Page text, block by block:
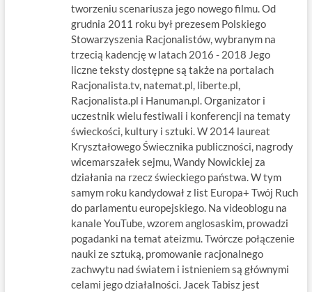
tworzeniu scenariusza jego nowego filmu. Od
grudnia 2011 roku był prezesem Polskiego
Stowarzyszenia Racjonalistów, wybranym na
trzecią kadencję w latach 2016 - 2018 Jego
liczne teksty dostępne są także na portalach
Racjonalista.tv, natemat.pl, liberte.pl,
Racjonalista.pl i Hanuman.pl. Organizator i
uczestnik wielu festiwali i konferencji na tematy
świeckości, kultury i sztuki. W 2014 laureat
Kryształowego Świecznika publiczności, nagrody
wicemarszałek sejmu, Wandy Nowickiej za
działania na rzecz świeckiego państwa. W tym
samym roku kandydował z list Europa+ Twój Ruch
do parlamentu europejskiego. Na videoblogu na
kanale YouTube, wzorem anglosaskim, prowadzi
pogadanki na temat ateizmu. Twórcze połączenie
nauki ze sztuką, promowanie racjonalnego
zachwytu nad światem i istnieniem są głównymi
celami jego działalności. Jacek Tabisz jest